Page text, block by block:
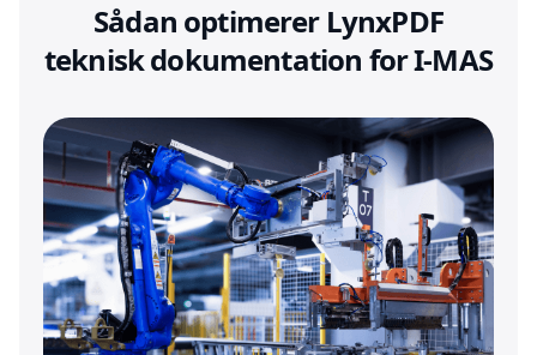
Sådan optimerer LynxPDF
teknisk dokumentation for I-MAS